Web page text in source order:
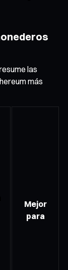
las
más
Mejor
para